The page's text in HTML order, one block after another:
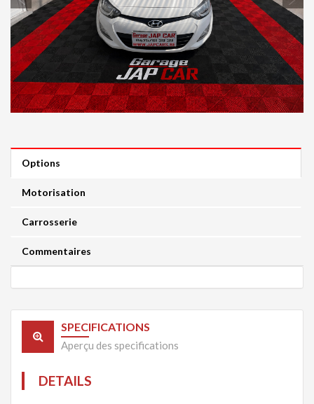
Options
Motorisation
Carrosserie
Commentaires
SPECIFICATIONS
Aperçu des specifications
DETAILS